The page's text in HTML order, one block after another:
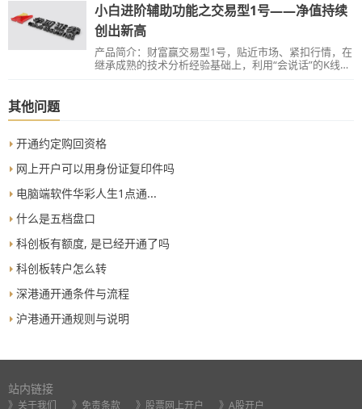
小白进阶辅助功能之交易型1号——净值持续
创出新高
产品简介：财富赢交易型1号，贴近市场、紧扣行情，在
继承成熟的技术分析经验基础上，利用“会说话”的K线图
其他问题
开通约定购回资格
网上开户可以用身份证复印件吗
电脑端软件华彩人生1点通...
什么是五档盘口
科创板有额度, 是已经开通了吗
科创板转户怎么转
深港通开通条件与流程
沪港通开通规则与说明
站内链接
》关于我们 》免责条款 》股票网上开户 》A股开户